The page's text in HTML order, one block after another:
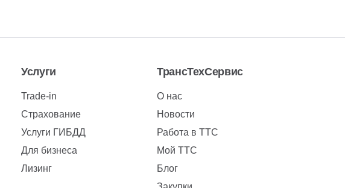
Услуги
Trade-in
Страхование
Услуги ГИБДД
Для бизнеса
Лизинг
ТрансТехСервис
О нас
Новости
Работа в ТТС
Мой ТТС
Блог